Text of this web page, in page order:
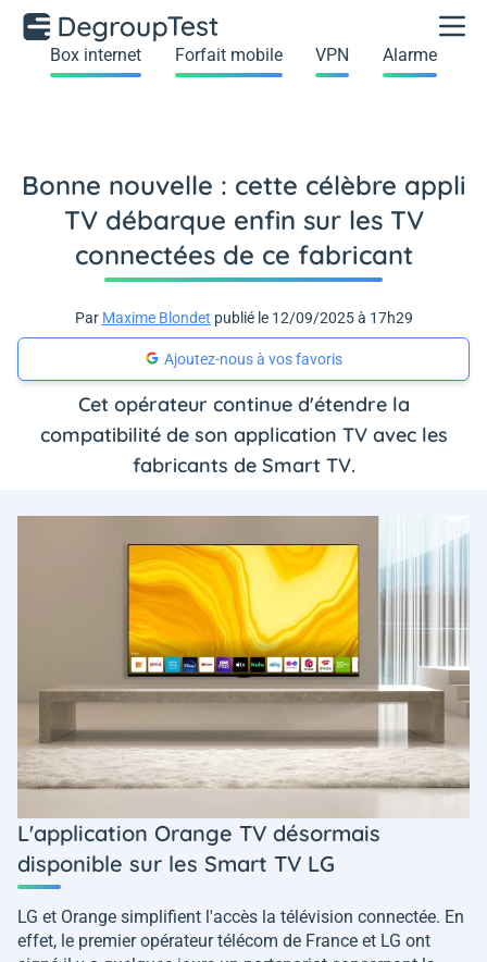
Box internet Forfait mobile VPN Alarme
Bonne nouvelle : cette célèbre appli
TV débarque enfin sur les TV
connectées de ce fabricant
Par Maxime Blondet publié le 12/09/2025 à 17h29
Ajoutez-nous à vos favoris
Cet opérateur continue d'étendre la
compatibilité de son application TV avec les
fabricants de Smart TV.
L'application Orange TV désormais
disponible sur les Smart TV LG
LG et Orange simplifient l'accès la télévision connectée. En
effet, le premier opérateur télécom de France et LG ont